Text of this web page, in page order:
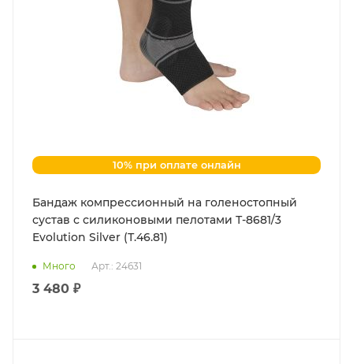
10% при оплате онлайн
Бандаж компрессионный на голеностопный
сустав с силиконовыми пелотами Т-8681/3
Evolution Silver (Т.46.81)
Много Арт.: 24631
3 480 ₽